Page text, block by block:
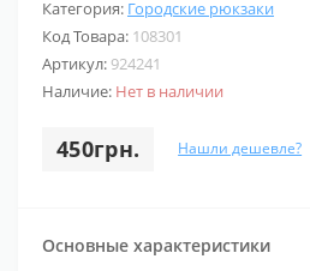
Категория: Городские рюкзаки
Код Товара: 108301
Артикул: 924241
Наличие: Нет в наличии
450грн. Нашли дешевле?
Основные характеристики